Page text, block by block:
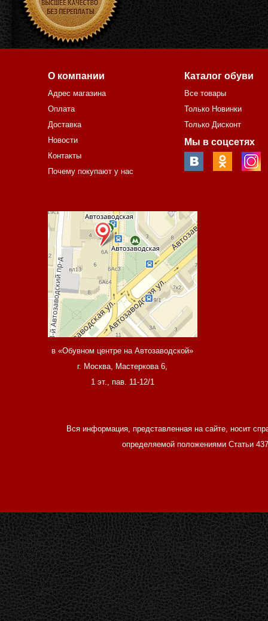
О компании
Адрес магазина
Оплата
Доставка
Новости
Контакты
Почему покупают у нас
Каталог обуви
Все товары
Только Новинки
Только Дисконт
Мы в соцсетях
в «Обувном центре на Автозаводской»
г. Москва, Мастеркова 6,
1 эт., пав. 11-12/1
Вся информация, представленная на сайте, носит
определяемой положениями Статьи